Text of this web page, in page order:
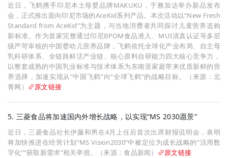
近日，飞鹤携手印尼本土母婴品牌MAKUKU，于雅加达举办新品发布
会，正式推出面向印尼市场的AceKid系列产品。本次活动以“New Fresh
Standard from AceKid”为主题，与当地消费者共同探讨儿童营养选购
新标准。作为首家完整通过印尼BPOM食品准入、MUI清真认证等多层
级严苛审核的中国婴幼儿营养品牌，飞鹤依托全球化产业布局、自主母
乳科研体系、全链路鲜活产业链、核心原料自研能力四大核心竞争力，
以整套成熟的中国乳业标准与技术体系为东南亚家庭带来优质新鲜的营
养选择，加速实现从“中国飞鹤”向“全球飞鹤”的战略目标。（来源：北
青网）
原文链接
5. 三菱食品将加速国内外增长战略，以实现“MS 2030愿景”
近日，三菱食品社长伊藤和男在4月上任后首次出席财报说明会，表明
将加快推进在经营计划“MS Vision2030”中被定位为成长战略的“活用数
字化”“获取新需求”相关举措。（来源：食品新闻）
原文链接